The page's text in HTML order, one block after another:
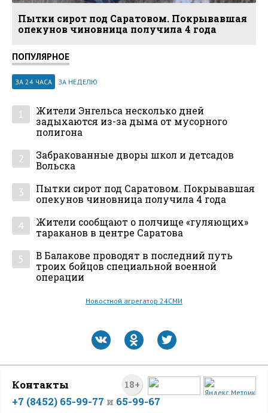
Пытки сирот под Саратовом. Покрывавшая
опекунов чиновница получила 4 года
ПОПУЛЯРНОЕ
ЗА 24 ЧАСА ЗА НЕДЕЛЮ
1
Жители Энгельса несколько дней
задыхаются из-за дыма от мусорного
полигона
2
Забракованные дворы школ и детсадов
Вольска
3
Пытки сирот под Саратовом. Покрывавшая
опекунов чиновница получила 4 года
4
Жители сообщают о полчище «гуляющих»
тараканов в центре Саратова
5
В Балакове проводят в последний путь
троих бойцов специальной военной
операции
Новостной агрегатор 24СМИ
18+
Контакты
+7 (8452) 65-99-77 и 65-99-67